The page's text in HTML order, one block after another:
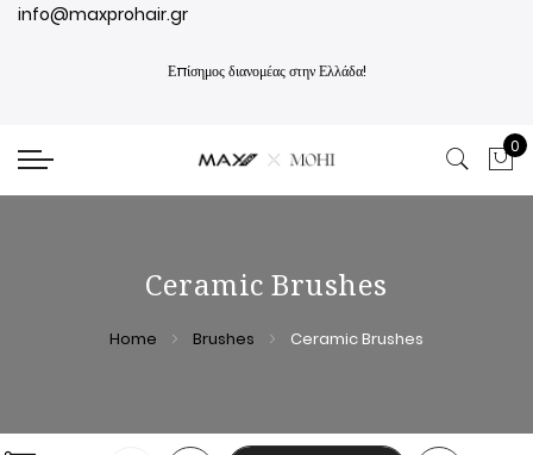
info@maxprohair.gr
Επίσημος διανομέας στην Ελλάδα!
0
Ceramic Brushes
Home Brushes Ceramic Brushes